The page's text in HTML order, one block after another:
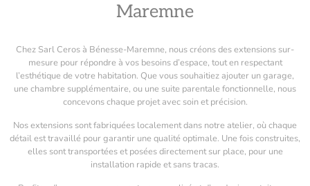
Maremne
Chez Sarl Ceros à Bénesse-Maremne, nous créons des extensions sur-
mesure pour répondre à vos besoins d’espace, tout en respectant
l’esthétique de votre habitation. Que vous souhaitiez ajouter un garage,
une chambre supplémentaire, ou une suite parentale fonctionnelle, nous
concevons chaque projet avec soin et précision.
Nos extensions sont fabriquées localement dans notre atelier, où chaque
détail est travaillé pour garantir une qualité optimale. Une fois construites,
elles sont transportées et posées directement sur place, pour une
installation rapide et sans tracas.